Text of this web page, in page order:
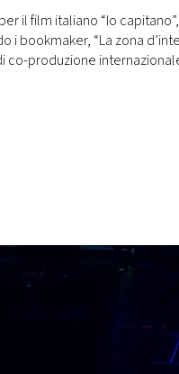
il film italiano “Io
i bookmaker, “La zona
co-produzione